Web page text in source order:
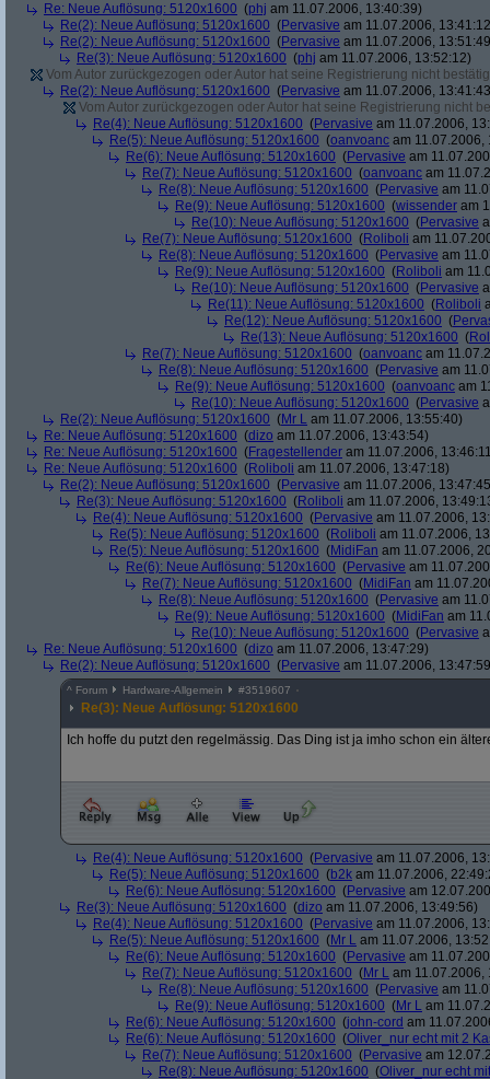
Re: Neue Auflösung: 5120x1600 (phj am 11.07.2006, 13:40:39)
Re(2): Neue Auflösung: 5120x1600 (Pervasive am 11.07.2006,
Re(2): Neue Auflösung: 5120x1600 (Pervasive am 11.07.2006,
Re(3): Neue Auflösung: 5120x1600 (phj am 11.07.2006, 13:52:12)
Vom Autor zurückgezogen oder Autor hat seine Registrierung nicht
Re(2): Neue Auflösung: 5120x1600 (Pervasive am 11.07.2006,
Vom Autor zurückgezogen oder Autor hat seine Registrierung nicht
Re(4): Neue Auflösung: 5120x1600 (Pervasive am 11.07.2006,
Re(5): Neue Auflösung: 5120x1600 (oanvoanc am 11.07.2006,
Re(6): Neue Auflösung: 5120x1600 (Pervasive am
Re(7): Neue Auflösung: 5120x1600 (oanvoanc am
Re(8): Neue Auflösung: 5120x1600 (Pervasive am
Re(9): Neue Auflösung: 5120x1600 (wissender am
Re(10): Neue Auflösung: 5120x1600 (Pervasive
Re(7): Neue Auflösung: 5120x1600 (Roliboli am
Re(8): Neue Auflösung: 5120x1600 (Pervasive am
Re(9): Neue Auflösung: 5120x1600 (Roliboli am
Re(10): Neue Auflösung: 5120x1600 (Pervasive
Re(11): Neue Auflösung: 5120x1600 (Roliboli
Re(12): Neue Auflösung: 5120x1600 (
Re(13): Neue Auflösung: 5120x1600 (
Re(7): Neue Auflösung: 5120x1600 (oanvoanc am
Re(8): Neue Auflösung: 5120x1600 (Pervasive am
Re(9): Neue Auflösung: 5120x1600 (oanvoanc am
Re(10): Neue Auflösung: 5120x1600 (Pervasive
Re(2): Neue Auflösung: 5120x1600 (Mr L am 11.07.2006, 13:55:40)
Re: Neue Auflösung: 5120x1600 (dizo am 11.07.2006, 13:43:54)
Re: Neue Auflösung: 5120x1600 (Fragestellender am 11.07.2006,
Re: Neue Auflösung: 5120x1600 (Roliboli am 11.07.2006, 13:47:18)
Re(2): Neue Auflösung: 5120x1600 (Pervasive am 11.07.2006,
Re(3): Neue Auflösung: 5120x1600 (Roliboli am 11.07.2006,
Re(4): Neue Auflösung: 5120x1600 (Pervasive am 11.07.2006,
Re(5): Neue Auflösung: 5120x1600 (Roliboli am 11.07.2006,
Re(5): Neue Auflösung: 5120x1600 (MidiFan am 11.07.2006,
Re(6): Neue Auflösung: 5120x1600 (Pervasive am
Re(7): Neue Auflösung: 5120x1600 (MidiFan am
Re(8): Neue Auflösung: 5120x1600 (Pervasive am
Re(9): Neue Auflösung: 5120x1600 (MidiFan am
Re(10): Neue Auflösung: 5120x1600 (Pervasive
Re: Neue Auflösung: 5120x1600 (dizo am 11.07.2006, 13:47:29)
Re(2): Neue Auflösung: 5120x1600 (Pervasive am 11.07.2006,
^ Forum Hardware-Allgemein #3519607
Re(3): Neue Auflösung: 5120x1600
Ich hoffe du putzt den regelmässig. Das Ding ist ja imho schon ein
Re(4): Neue Auflösung: 5120x1600 (Pervasive am 11.07.2006,
Re(5): Neue Auflösung: 5120x1600 (b2k am 11.07.2006,
Re(6): Neue Auflösung: 5120x1600 (Pervasive am
Re(3): Neue Auflösung: 5120x1600 (dizo am 11.07.2006, 13:49:56)
Re(4): Neue Auflösung: 5120x1600 (Pervasive am 11.07.2006,
Re(5): Neue Auflösung: 5120x1600 (Mr L am 11.07.2006,
Re(6): Neue Auflösung: 5120x1600 (Pervasive am
Re(7): Neue Auflösung: 5120x1600 (Mr L am 11.07.2006,
Re(8): Neue Auflösung: 5120x1600 (Pervasive am
Re(9): Neue Auflösung: 5120x1600 (Mr L am
Re(6): Neue Auflösung: 5120x1600 (john-cord am
Re(6): Neue Auflösung: 5120x1600 (Oliver_nur echt mit 2
Re(7): Neue Auflösung: 5120x1600 (Pervasive am
Re(8): Neue Auflösung: 5120x1600 (Oliver_nur echt